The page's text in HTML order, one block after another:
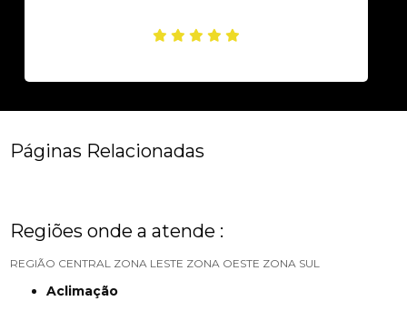
Páginas Relacionadas
Regiões onde a atende :
REGIÃO CENTRAL ZONA LESTE ZONA OESTE ZONA SUL
Aclimação